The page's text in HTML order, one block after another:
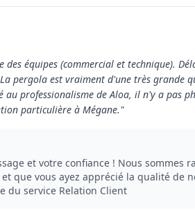
équipes (commercial et technique).
pergola est vraiment d'une très grande
au professionalisme de Aloa, il n'y a pas
particulière à Mégane."
et votre confiance ! Nous sommes
que vous ayez apprécié la qualité de
du service Relation Client